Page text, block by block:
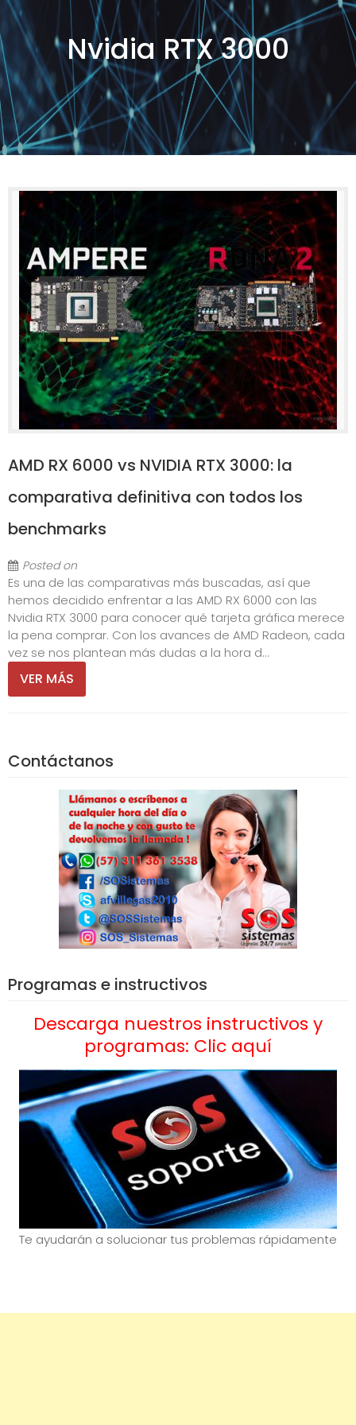
Nvidia RTX 3000
AMD RX 6000 vs NVIDIA RTX 3000: la
comparativa definitiva con todos los
benchmarks
Posted on
Es una de las comparativas más buscadas, así que
hemos decidido enfrentar a las AMD RX 6000 con las
Nvidia RTX 3000 para conocer qué tarjeta gráfica merece
la pena comprar. Con los avances de AMD Radeon, cada
vez se nos plantean más dudas a la hora d...
VER MÁS
Contáctanos
Programas e instructivos
Descarga nuestros instructivos y
programas: Clic aquí
Te ayudarán a solucionar tus problemas rápidamente